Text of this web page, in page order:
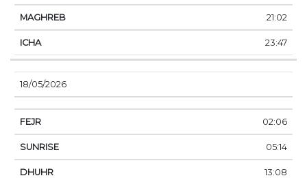
21:02
23:47
18/05/2026
02:06
05:14
13:08